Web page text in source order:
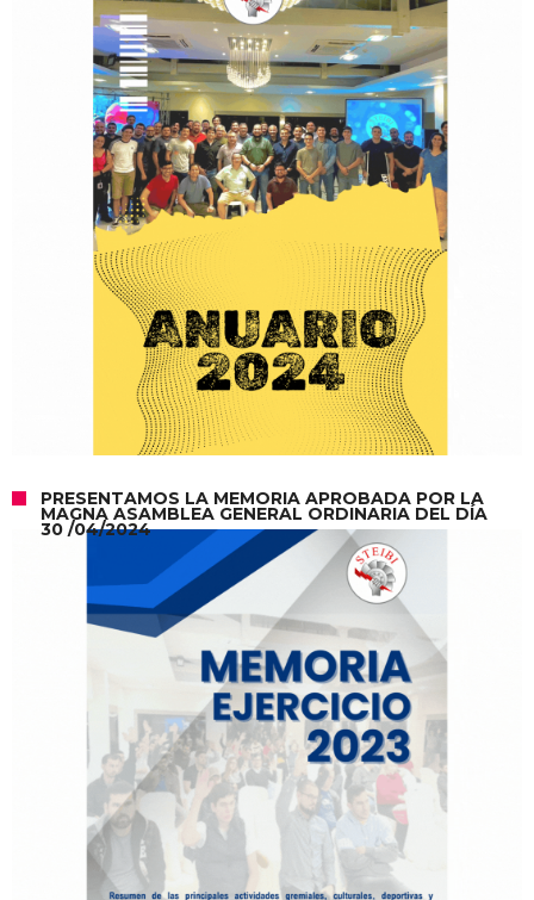
PRESENTAMOS LA MEMORIA APROBADA POR LA
MAGNA ASAMBLEA GENERAL ORDINARIA DEL DÍA
30 /04/2024